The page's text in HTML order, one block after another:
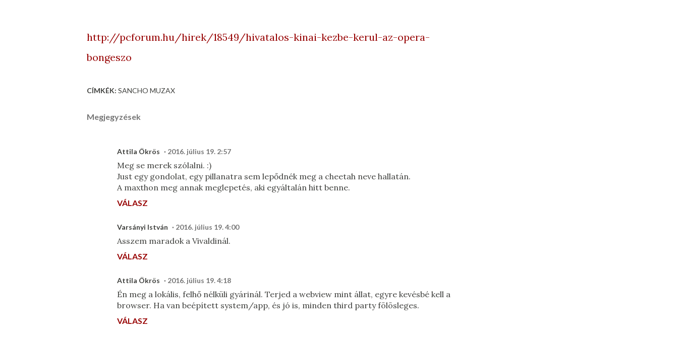
http://pcforum.hu/hirek/18549/hivatalos-kinai-kezbe-kerul-az-opera-
bongeszo
CÍMKÉK: SANCHO MUZAX
Megjegyzések
Attila Ökrös 2016. július 19. 2:57
Meg se merek szólalni. :)
Just egy gondolat, egy pillanatra sem lepődnék meg a cheetah neve hallatán.
A maxthon meg annak meglepetés, aki egyáltalán hitt benne.
VÁLASZ
Varsányi István 2016. július 19. 4:00
Asszem maradok a Vivaldinál.
VÁLASZ
Attila Ökrös 2016. július 19. 4:18
Én meg a lokális, felhő nélküli gyárinál. Terjed a webview mint állat, egyre kevésbé kell a
browser. Ha van beépített system/app, és jó is, minden third party fölösleges.
VÁLASZ